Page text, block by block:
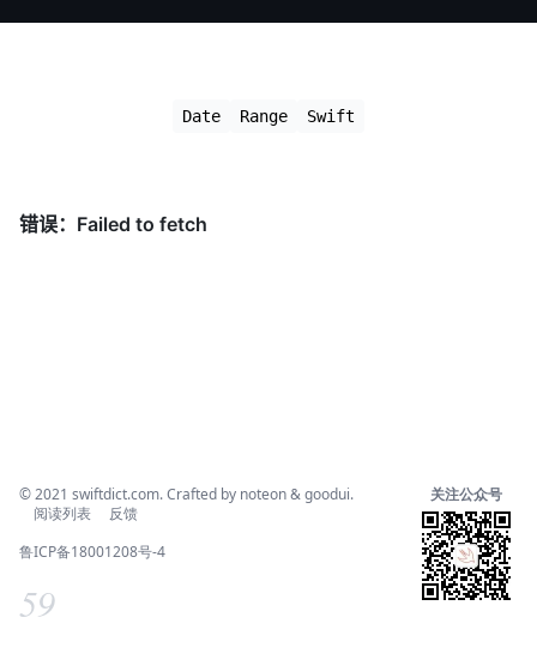
Date Range Swift
© 2021 swiftdict.com. Crafted by noteon&goodui.
阅读列表
反馈
鲁ICP备18001208号-4
59
关注公众号